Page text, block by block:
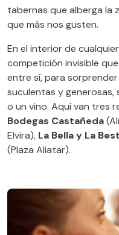
tabernas que alberga la
que más nos gusten.
En el interior de
competición invisible
entre sí, para
suculentas y generosas,
o un vino. Aquí van tres
Bodegas Castañeda
Elvira), La Bella y La
(Plaza Aliatar).